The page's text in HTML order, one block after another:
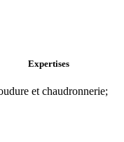
Expertises
et chaudronnerie;